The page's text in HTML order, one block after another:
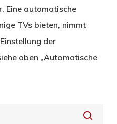
Eine automatische
TVs bieten, nimmt
der
oben „Automatische